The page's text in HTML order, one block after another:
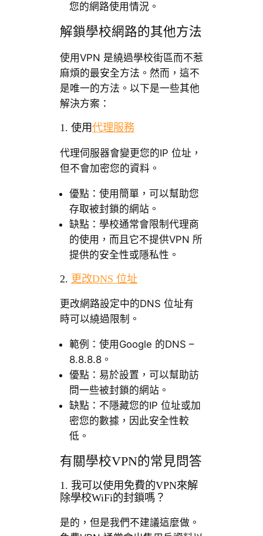
您的網路使用情況。
解鎖學校網路的其他方法
使用VPN 是繞過學校街區而不惹
麻煩的最安全方法。然而，這不
是唯一的方法。以下是一些其他
解決方案：
1. 使用代理服務
代理伺服器會變更您的IP 位址，
但不會加密您的資料。
優點：使用簡單，可以幫助您
存取被封鎖的網站。
缺點：學校通常會限制代理商
的使用，而且它不提供VPN 所
提供的安全性或隱私性。
2. 更改DNS 位址
更改網路設定中的DNS 位址有
時可以繞過限制。
範例：使用Google 的DNS –
8.8.8.8。
優點：易於設置，可以幫助訪
問一些被封鎖的網站。
缺點：不隱藏您的IP 位址或加
密您的數據，因此安全性較
低。
有關學校VPN的常見問答
1. 我可以使用免費的VPN來解
除學校WiFi的封鎖嗎？
是的，但是我們不建議這麼做。